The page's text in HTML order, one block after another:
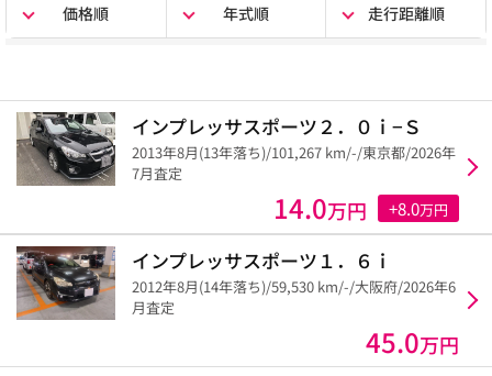
価格順 年式順 走行距離順
インプレッサスポーツ２．０ｉ−Ｓ
2013年8月(13年落ち)/101,267 km/-/東京都/2026年
7月査定
14.0万円 +8.0万円
インプレッサスポーツ１．６ｉ
2012年8月(14年落ち)/59,530 km/-/大阪府/2026年6
月査定
45.0万円